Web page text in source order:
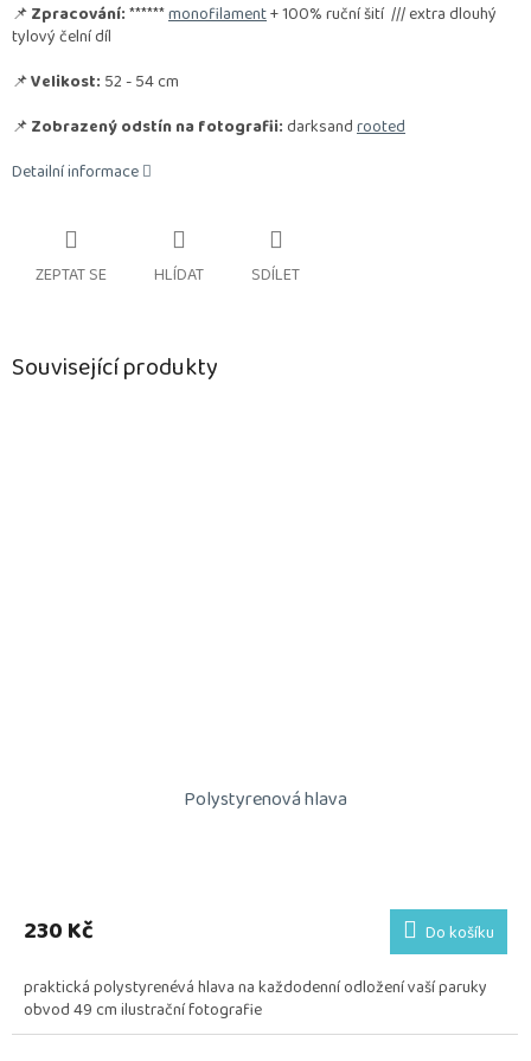
📌Zpracování:******monofilament+ 100% ruční šití /// extra dlouhý
tylový čelní díl
📌Velikost: 52 - 54 cm
📌Zobrazený odstín na fotografii: darksandrooted
Detailní informace
ZEPTAT SE HLÍDAT SDÍLET
Související produkty
Polystyrenová hlava
230 Kč Do košíku
praktická polystyrenévá hlava na každodenní odložení vaší paruky
obvod 49 cm ilustrační fotografie